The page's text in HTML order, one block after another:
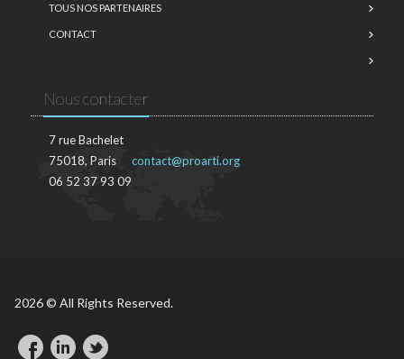
TOUS NOS PARTENAIRES
CONTACT
Nous contacter
7 rue Bachelet
75018, Paris
06 52 37 93 09
contact@proarti.org
2026 © All Rights Reserved.